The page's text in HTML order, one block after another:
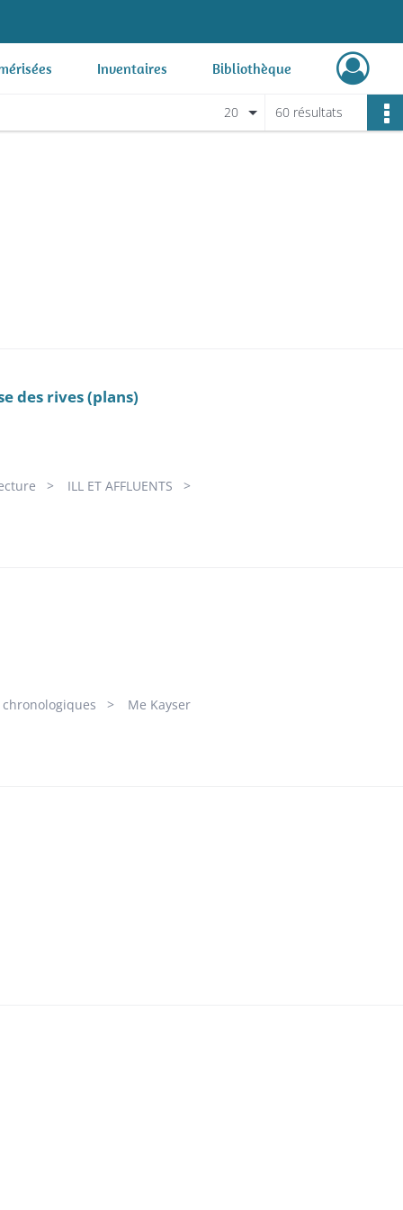
Inventaires Bibliothèque
60 résultats
20
des rives (plans)
ILL ET AFFLUENTS
Me Kayser